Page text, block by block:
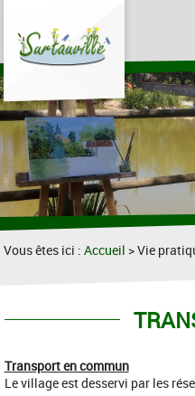
Vous êtes ici :Accueil > Vie
Transport en commun
Le village est desservi par les